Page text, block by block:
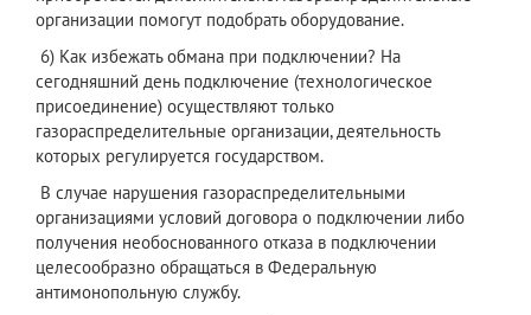
организации помогут подобрать оборудование.
6) Как избежать обмана при подключении? На
сегодняшний день подключение (технологическое
присоединение) осуществляют только
газораспределительные организации, деятельность
которых регулируется государством.
В случае нарушения газораспределительными
организациями условий договора о подключении либо
получения необоснованного отказа в подключении
целесообразно обращаться в Федеральную
антимонопольную службу.